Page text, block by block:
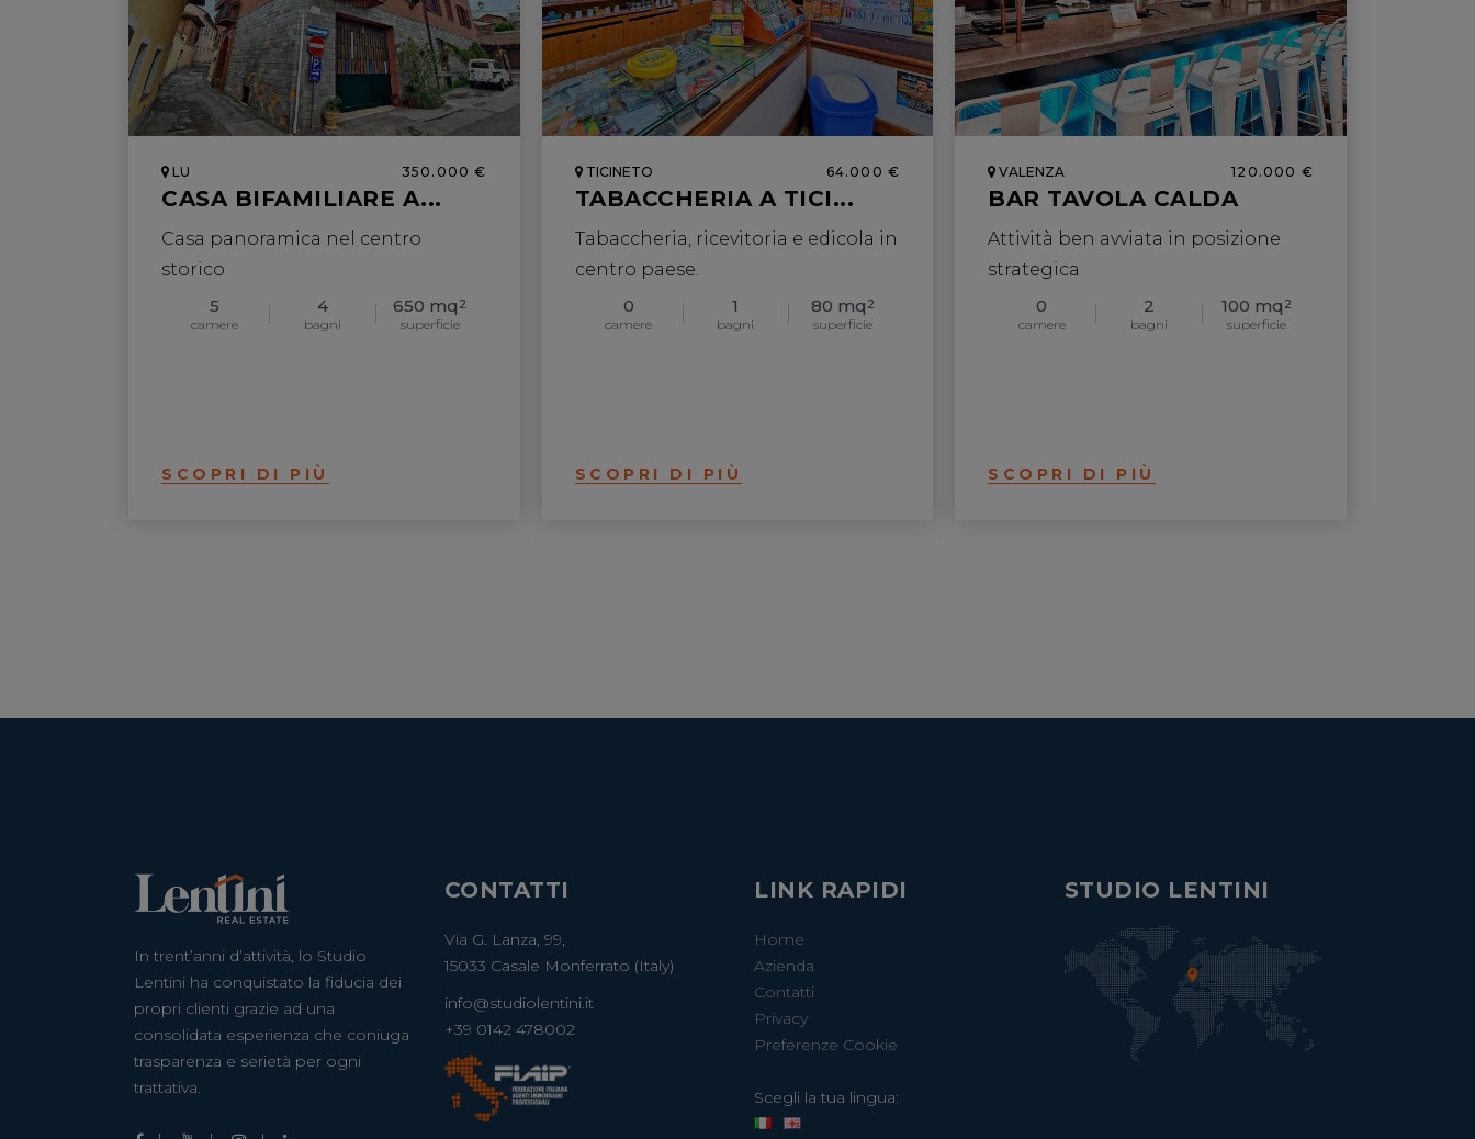
LU 350.000 €
CASA BIFAMILIARE A...
Casa panoramica nel centro
storico
5
camere
4
bagni
650 mq 2
superficie
SCOPRI DI PIÙ
TICINETO 64.000 €
TABACCHERIA A TICI...
Tabaccheria, ricevitoria e edicola in
centro paese.
0
camere
1
bagni
80 mq 2
superficie
SCOPRI DI PIÙ
VALENZA 120.000 €
BAR TAVOLA CALDA
Attività ben avviata in posizione
strategica
0
camere
2
bagni
100 mq 2
superficie
SCOPRI DI PIÙ
In trent’anni d’attività, lo Studio
Lentini ha conquistato la fiducia dei
propri clienti grazie ad una
consolidata esperienza che coniuga
trasparenza e serietà per ogni
trattativa.
CONTATTI
Via G. Lanza, 99,
15033 Casale Monferrato (Italy)
info@studiolentini.it
+39 0142 478002
LINK RAPIDI
Home
Azienda
Contatti
Privacy
Preferenze Cookie
Scegli la tua lingua:
STUDIO LENTINI